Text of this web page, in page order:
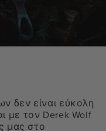
δεν είναι εύκολη
με τον Derek Wolf
μας στο